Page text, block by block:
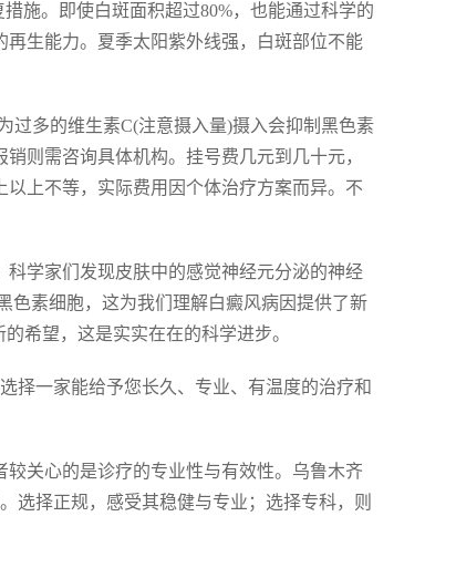
施。即使白斑面积超过80%，也能通过科学的
生能力。夏季太阳紫外线强，白斑部位不能
过多的维生素C(注意摄入量)摄入会抑制黑色素
则需咨询具体机构。挂号费几元到几十元，
上不等，实际费用因个体治疗方案而异。不
学家们发现皮肤中的感觉神经元分泌的神经
色素细胞，这为我们理解白癜风病因提供了新
希望，这是实实在在的科学进步。
择一家能给予您长久、专业、有温度的治疗和
关心的是诊疗的专业性与有效性。乌鲁木齐
选择正规，感受其稳健与专业；选择专科，则